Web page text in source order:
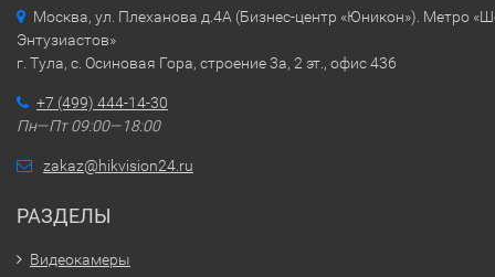
Москва, ул. Плеханова д.4А (Бизнес-центр «Юникон»). Метро
Энтузиастов»
г. Тула, с. Осиновая Гора, строение 3а, 2 эт., офис 436
+7 (499) 444-14-30
Пн—Пт 09:00—18:00
zakaz@hikvision24.ru
РАЗДЕЛЫ
Видеокамеры